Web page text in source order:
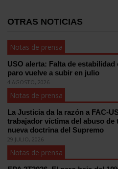
OTRAS NOTICIAS
Notas de prensa
USO alerta: Falta de
paro vuelve a subir en julio
4 AGOSTO, 2026
Notas de prensa
La Justicia da la razón a FAC-
trabajador víctima del abuso de
nueva doctrina del Supremo
29 JULIO, 2026
Notas de prensa